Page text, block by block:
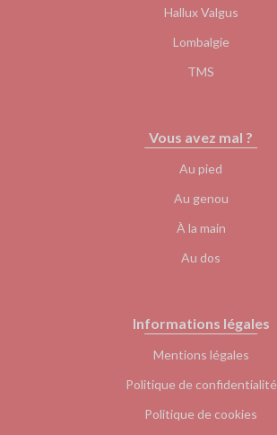
Hallux Valgus
Lombalgie
TMS
Vous avez mal ?
Au pied
Au genou
À la main
Au dos
Informations légales
Mentions légales
Politique de confidentialité
Politique de cookies